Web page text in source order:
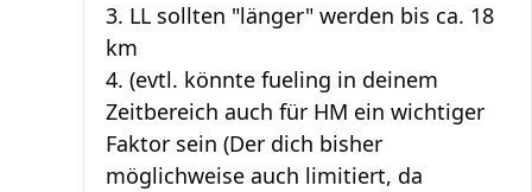
3. LL sollten "länger" werden bis ca. 18
km
4. (evtl. könnte fueling in deinem
Zeitbereich auch für HM ein wichtiger
Faktor sein (Der dich bisher
möglichweise auch limitiert, da